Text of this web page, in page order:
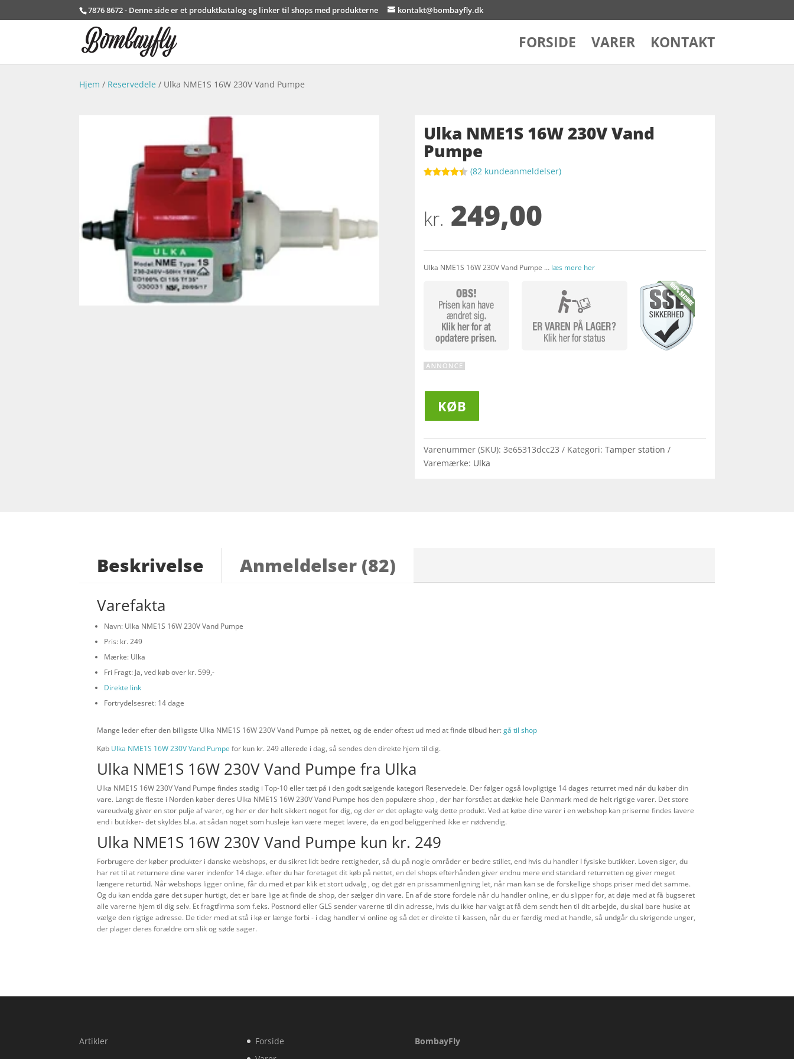
7876 8672 - Denne side er et produktkatalog og linker til shops med produkterne kontakt@bombayfly.dk
FORSIDE VARER KONTAKT
Hjem / Reservedele / Ulka NME1S 16W 230V Vand Pumpe
Ulka NME1S 16W 230V Vand
Pumpe
baseret
på
kundebedø
(82 kundeanmeldelser)
kr. 249,00
Ulka NME1S 16W 230V Vand Pumpe … læs mere her
KØB
Varenummer (SKU): 3e65313dcc23 Kategori: Tamper station
Varemærke: Ulka
Beskrivelse Anmeldelser (82)
Varefakta
Navn: Ulka NME1S 16W 230V Vand Pumpe
Pris: kr. 249
Mærke: Ulka
Fri Fragt: Ja, ved køb over kr. 599,-
Direkte link
Fortrydelsesret: 14 dage
Mange leder efter den billigste Ulka NME1S 16W 230V Vand Pumpe på nettet, og de ender oftest ud med at finde tilbud her:gå til shop
Køb Ulka NME1S 16W 230V Vand Pumpe for kun kr. 249allerede i dag, så sendes den direkte hjem til dig.
Ulka NME1S 16W 230V Vand Pumpe fra Ulka
Ulka NME1S 16W 230V Vand Pumpe findes stadig i Top-10 eller tæt på i den godt sælgende kategori Reservedele. Der følger også lovpligtige 14 dages returret med når du køber din
vare. Langt de fleste i Norden køber deres Ulka NME1S 16W 230V Vand Pumpe hos den populære shop , der har forstået at dække hele Danmark med de helt rigtige varer. Det store
vareudvalg giver en stor pulje af varer, og her er der helt sikkert noget for dig, og der er det oplagte valg dette produkt. Ved at købe dine varer i en webshop kan priserne findes lavere
end i butikker- det skyldes bl.a. at sådan noget som husleje kan være meget lavere, da en god beliggenhed ikke er nødvendig.
Ulka NME1S 16W 230V Vand Pumpe kun kr. 249
Forbrugere der køber produkter i danske webshops, er du sikret lidt bedre rettigheder, så du på nogle områder er bedre stillet, end hvis du handler I fysiske butikker. Loven siger, du
har ret til at returnere dine varer indenfor 14 dage. efter du har foretaget dit køb på nettet, en del shops efterhånden giver endnu mere end standard returretten og giver meget
længere returtid. Når webshops ligger online, får du med et par klik et stort udvalg , og det gør en prissammenligning let, når man kan se de forskellige shops priser med det samme.
Og du kan endda gøre det super hurtigt, det er bare lige at finde de shop, der sælger din vare. En af de store fordele når du handler online, er du slipper for, at døje med at få bugseret
alle varerne hjem til dig selv. Et fragtfirma som f.eks. Postnord eller GLS sender varerne til din adresse, hvis du ikke har valgt at få dem sendt hen til dit arbejde, du skal bare huske at
vælge den rigtige adresse. De tider med at stå i kø er længe forbi - i dag handler vi online og så det er direkte til kassen, når du er færdig med at handle, så undgår du skrigende unger,
der plager deres forældre om slik og søde sager.
Artikler
Forside
BombayFly